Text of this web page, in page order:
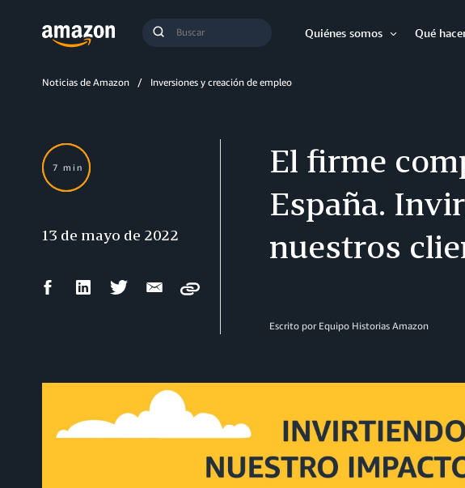
Enviar
Quiénes somos
Qué
Noticias de Amazon Inversiones y creación de empleo
El firme
España.
nuestros
Escrito por Equipo Historias Amazon
7 min
13 de mayo de 2022
CompartirCompartirCompartirCompartir
electrónico
Copy